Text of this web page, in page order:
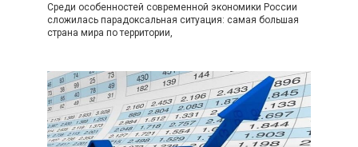
Среди особенностей современной экономики России
сложилась парадоксальная ситуация: самая большая
страна мира по территории,